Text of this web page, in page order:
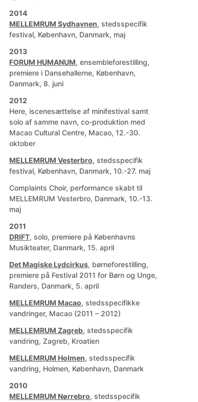
2014
MELLEMRUM Sydhavnen, stedsspecifik
festival, København, Danmark, maj
2013
FORUM HUMANUM, ensembleforestilling,
premiere i Dansehallerne, København,
Danmark, 8. juni
2012
Here, iscenesættelse af minifestival samt
solo af samme navn, co-produktion med
Macao Cultural Centre, Macao, 12.-30.
oktober
MELLEMRUM Vesterbro, stedsspecifik
festival, København, Danmark, 10.-27. maj
Complaints Choir, performance skabt til
MELLEMRUM Vesterbro, Danmark, 10.-13.
maj
2011
DRIFT, solo, premiere på Københavns
Musikteater, Danmark, 15. april
Det Magiske Lydcirkus, børneforestilling,
premiere på Festival 2011 for Børn og Unge,
Randers, Danmark, 5. april
MELLEMRUM Macao, stedsspecifikke
vandringer, Macao (2011 – 2012)
MELLEMRUM Zagreb, stedsspecifik
vandring, Zagreb, Kroatien
MELLEMRUM Holmen, stedsspecifik
vandring, Holmen, København, Danmark
2010
MELLEMRUM Nørrebro, stedsspecifik